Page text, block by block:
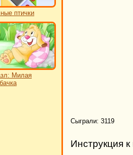
птички
Милая
Сыграли: 3119
Инструкция